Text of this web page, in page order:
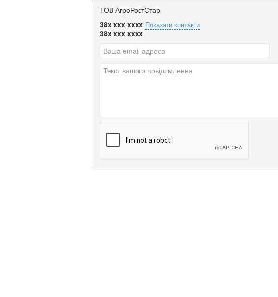
ТОВ АгроРостСтар
38x xxx xxxx Показати контакти
38x xxx xxxx